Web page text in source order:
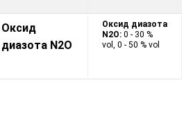
Оксид
диазота N2O
Оксид диазота
N2O: 0 - 30 %
vol, 0 - 50 % vol